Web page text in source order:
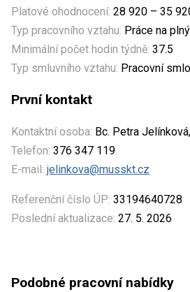
Platové ohodnocení: 28 920 – 35
Typ pracovního vztahu: Práce na
Minimální počet hodin týdně: 37.5
Typ smluvního vztahu: Pracovní
První kontakt
Kontaktní osoba: Bc. Petra
Telefon: 376 347 119
E-mail: jelinkova@musskt.cz
Referenční číslo ÚP: 33194640728
Poslední aktualizace: 27. 5. 2026
Podobné pracovní nabídky